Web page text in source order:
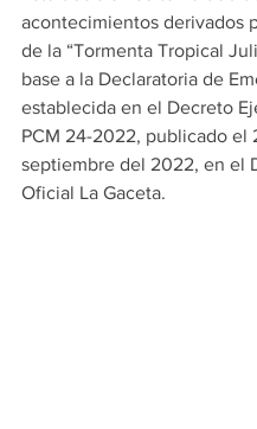
acontecimientos derivados
de la “Tormenta Tropical
base a la Declaratoria de
establecida en el Decreto
PCM 24-2022, publicado el
septiembre del 2022, en el
Oficial La Gaceta.